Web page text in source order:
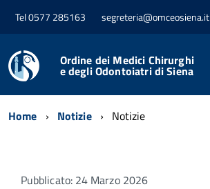
Tel 0577 285163 segreteria@omceosiena.it
Ordine dei Medici Chirurghi
e degli Odontoiatri di Siena
Home Notizie Notizie
Pubblicato: 24 Marzo 2026